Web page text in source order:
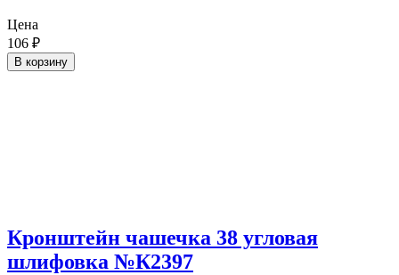
Цена
106 ₽
В корзину
Кронштейн чашечка 38 угловая
шлифовка №К2397